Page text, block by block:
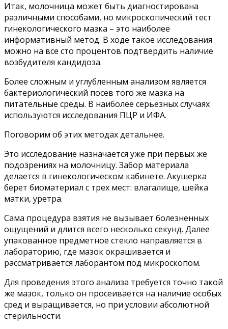
Итак, молочница может быть диагностирована
различными способами, но микроскопический тест
гинекологического мазка – это наиболее
информативный метод. В ходе такое исследования
можно на все сто процентов подтвердить наличие
возбудителя кандидоза.
Более сложным и углубленным анализом является
бактериологический посев того же мазка на
питательные среды. В наиболее серьезных случаях
используются исследования ПЦР и ИФА.
Поговорим об этих методах детальнее.
Это исследование назначается уже при первых же
подозрениях на молочницу. Забор материала
делается в гинекологическом кабинете. Акушерка
берет биоматериал с трех мест: влагалище, шейка
матки, уретра.
Сама процедура взятия не вызывает болезненных
ощущений и длится всего несколько секунд. Далее
упакованное предметное стекло направляется в
лабораторию, где мазок окрашивается и
рассматривается лаборантом под микроскопом.
Для проведения этого анализа требуется точно такой
же мазок, только он просеивается на наличие особых
сред и выращивается, но при условии абсолютной
стерильности.